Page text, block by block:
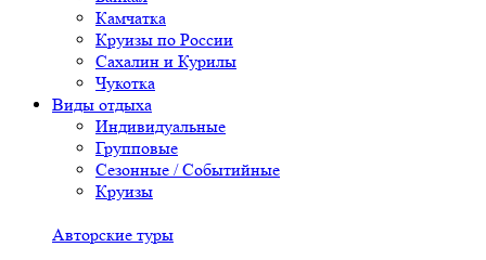
Камчатка
Круизы по России
Сахалин и Курилы
Чукотка
Виды отдыха
Индивидуальные
Групповые
Сезонные / Событийные
Круизы
Авторские туры